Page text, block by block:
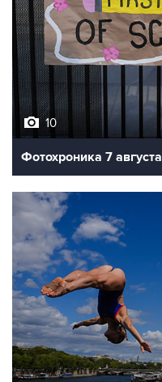
10
Фотохроника 7 августа